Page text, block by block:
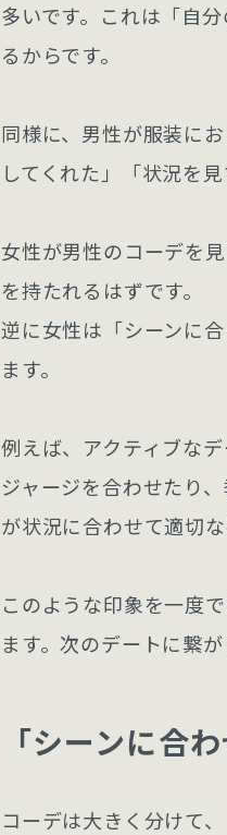
多いです。これは「自
るからです。
同様に、男性が服装に
してくれた」「状況を
女性が男性のコーデを
を持たれるはずです。
逆に女性は「シーンに
ます。
例えば、アクティブな
ジャージを合わせたり
が状況に合わせて適切
このような印象を一度
ます。次のデートに繋
「シーンに合
コーデは大きく分けて